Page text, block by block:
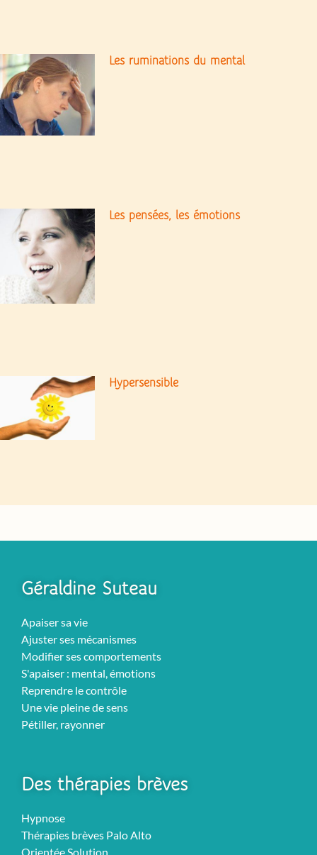
Les ruminations du mental
Les pensées, les émotions
Hypersensible
Géraldine Suteau
Apaiser sa vie
Ajuster ses mécanismes
Modifier ses comportements
S'apaiser : mental, émotions
Reprendre le contrôle
Une vie pleine de sens
Pétiller, rayonner
Des thérapies brèves
Hypnose
Thérapies brèves Palo Alto
Orientée Solution